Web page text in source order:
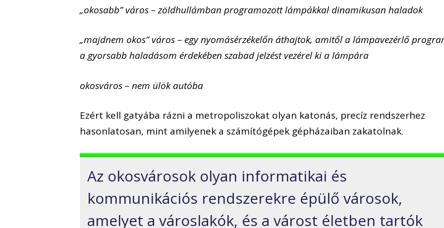
„okosabb” város – zöldhullámban programozott lámpákkal dinamikusan haladok
„majdnem okos” város – egy nyomásérzékelőn áthajtok, amitől a lámpavezérlő
a gyorsabb haladásom érdekében szabad jelzést vezérel ki a lámpára
okosváros – nem ülök autóba
Ezért kell gatyába rázni a metropoliszokat olyan katonás, precíz rendszerhez
hasonlatosan, mint amilyenek a számítógépek gépházaiban zakatolnak.
Az okosvárosok olyan informatikai és
kommunikációs rendszerekre épülő városok,
amelyet a városlakók, és a várost életben tartók